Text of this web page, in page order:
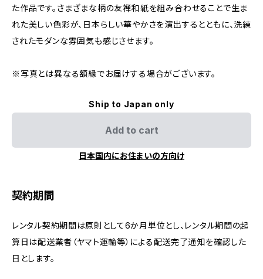
た作品です。さまざまな柄の友禅和紙を組み合わせることで生ま
れた美しい色彩が、日本らしい華やかさを演出するとともに、洗練
されたモダンな雰囲気も感じさせます。
※写真とは異なる額縁でお届けする場合がございます。
Ship to Japan only
Add to cart
日本国内にお住まいの方向け
契約期間
レンタル契約期間は原則として6か月単位とし、レンタル期間の起
算日は配送業者（ヤマト運輸等）による配送完了通知を確認した
日とします。